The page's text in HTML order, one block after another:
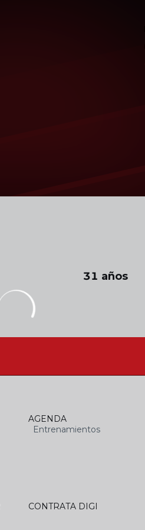
31 años
AGENDA
Entrenamientos
CONTRATA DIGI